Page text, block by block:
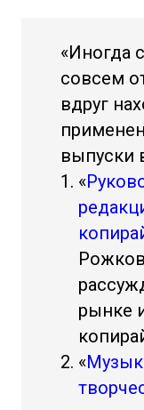
«Иногда
совсем
вдруг
выпуски
«
рынке
«